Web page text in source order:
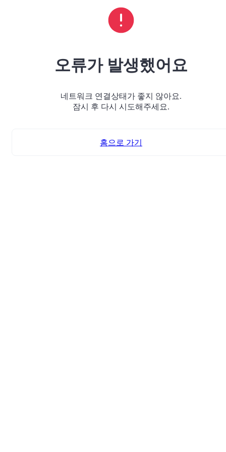
오류가 발생했어요
네트워크 연결상태가 좋지 않아요.
잠시 후 다시 시도해주세요.
홈으로 가기